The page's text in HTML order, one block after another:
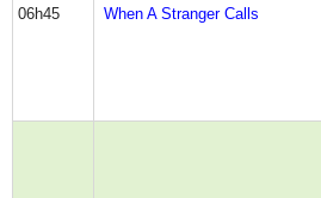
06h45 When A Stranger Calls